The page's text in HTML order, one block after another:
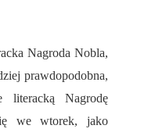
Nagroda Nobla,
prawdopodobna,
literacką Nagrodę
we wtorek, jako